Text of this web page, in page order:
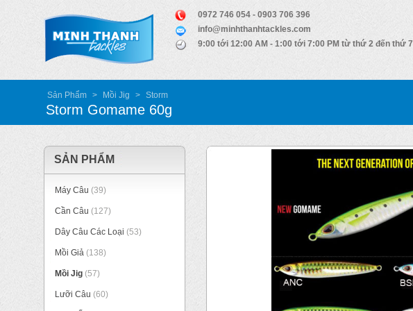
0972 746 054 - 0903 706 396
info@minhthanhtackles.com
9:00 tới 12:00 AM - 1:00 tới 7:00 PM từ thứ 2 đến thứ 7
Sản Phẩm > Mồi Jig > Storm
Storm Gomame 60g
SẢN PHẨM
Máy Câu (39)
Cần Câu (127)
Dây Câu Các Loại (53)
Mồi Giả (138)
Mồi Jig (57)
Lưỡi Câu (60)